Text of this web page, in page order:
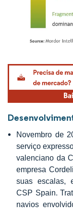
Imagem © Mordor
Novembro de
serviço
valenciano da
empresa
suas escalas,
CSP Spain.
navios